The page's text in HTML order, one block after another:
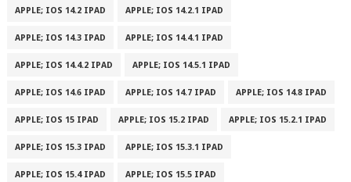
APPLE; IOS 14.2 IPAD APPLE; IOS 14.2.1 IPAD
APPLE; IOS 14.3 IPAD APPLE; IOS 14.4.1 IPAD
APPLE; IOS 14.4.2 IPAD APPLE; IOS 14.5.1 IPAD
APPLE; IOS 14.6 IPAD APPLE; IOS 14.7 IPAD APPLE; IOS 14.8 IPAD
APPLE; IOS 15 IPAD APPLE; IOS 15.2 IPAD APPLE; IOS 15.2.1 IPAD
APPLE; IOS 15.3 IPAD APPLE; IOS 15.3.1 IPAD
APPLE; IOS 15.4 IPAD APPLE; IOS 15.5 IPAD